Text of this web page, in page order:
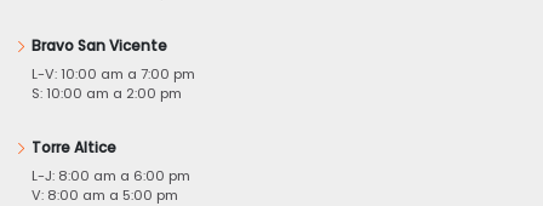
Bravo San Vicente
L-V: 10:00 am a 7:00 pm
S: 10:00 am a 2:00 pm
Torre Altice
L-J: 8:00 am a 6:00 pm
V: 8:00 am a 5:00 pm